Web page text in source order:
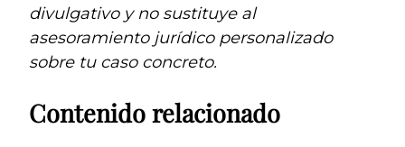
divulgativo y no sustituye al
asesoramiento jurídico personalizado
sobre tu caso concreto.
Contenido relacionado